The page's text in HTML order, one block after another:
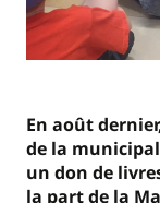
En août
de la
un don de
la part de la